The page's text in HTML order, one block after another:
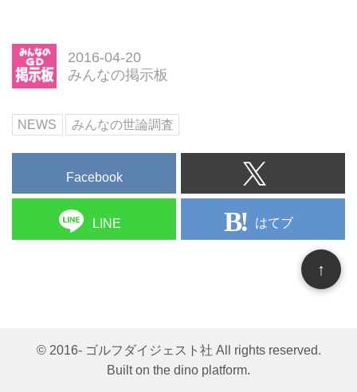
2016-04-20
みんなの掲示板
NEWS みんなの世論調査
Facebook
LINE はてブ
© 2016- ゴルフダイジェスト社 All rights reserved.
Built on the dino platform.
↑